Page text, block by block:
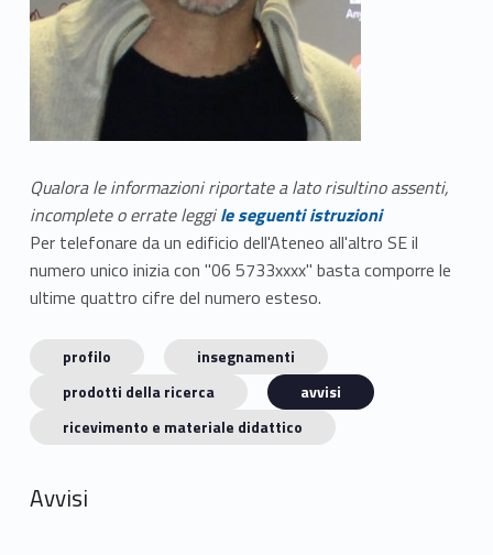
Qualora le informazioni riportate a lato risultino assenti,
incomplete o errate leggile seguenti istruzioni
Per telefonare da un edificio dell'Ateneo all'altro SE il
numero unico inizia con "06 5733xxxx" basta comporre le
ultime quattro cifre del numero esteso.
profilo
insegnamenti
prodotti della ricerca
avvisi
ricevimento e materiale didattico
Avvisi